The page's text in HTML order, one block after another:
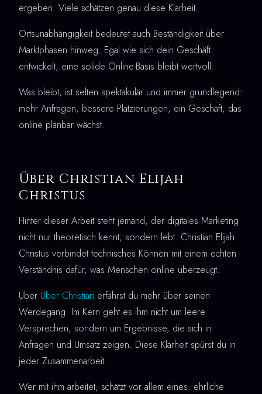
ergeben. Viele schätzen genau diese Klarheit.
Ortsunabhängigkeit bedeutet auch Beständigkeit über
Marktphasen hinweg. Egal wie sich dein Geschäft
entwickelt, eine solide Online-Basis bleibt wertvoll.
Was bleibt, ist selten spektakulär und immer grundlegend:
mehr Anfragen, bessere Platzierungen, ein Geschäft, das
online planbar wächst.
Über Christian Elijah
Christus
Hinter dieser Arbeit steht jemand, der digitales Marketing
nicht nur theoretisch kennt, sondern lebt. Christian Elijah
Christus verbindet technisches Können mit einem echten
Verständnis dafür, was Menschen online überzeugt.
Über Über Christian erfährst du mehr über seinen
Werdegang. Im Kern geht es ihm nicht um leere
Versprechen, sondern um Ergebnisse, die sich in
Anfragen und Umsatz zeigen. Diese Klarheit spürst du in
jeder Zusammenarbeit.
Wer mit ihm arbeitet, schätzt vor allem eines: ehrliche